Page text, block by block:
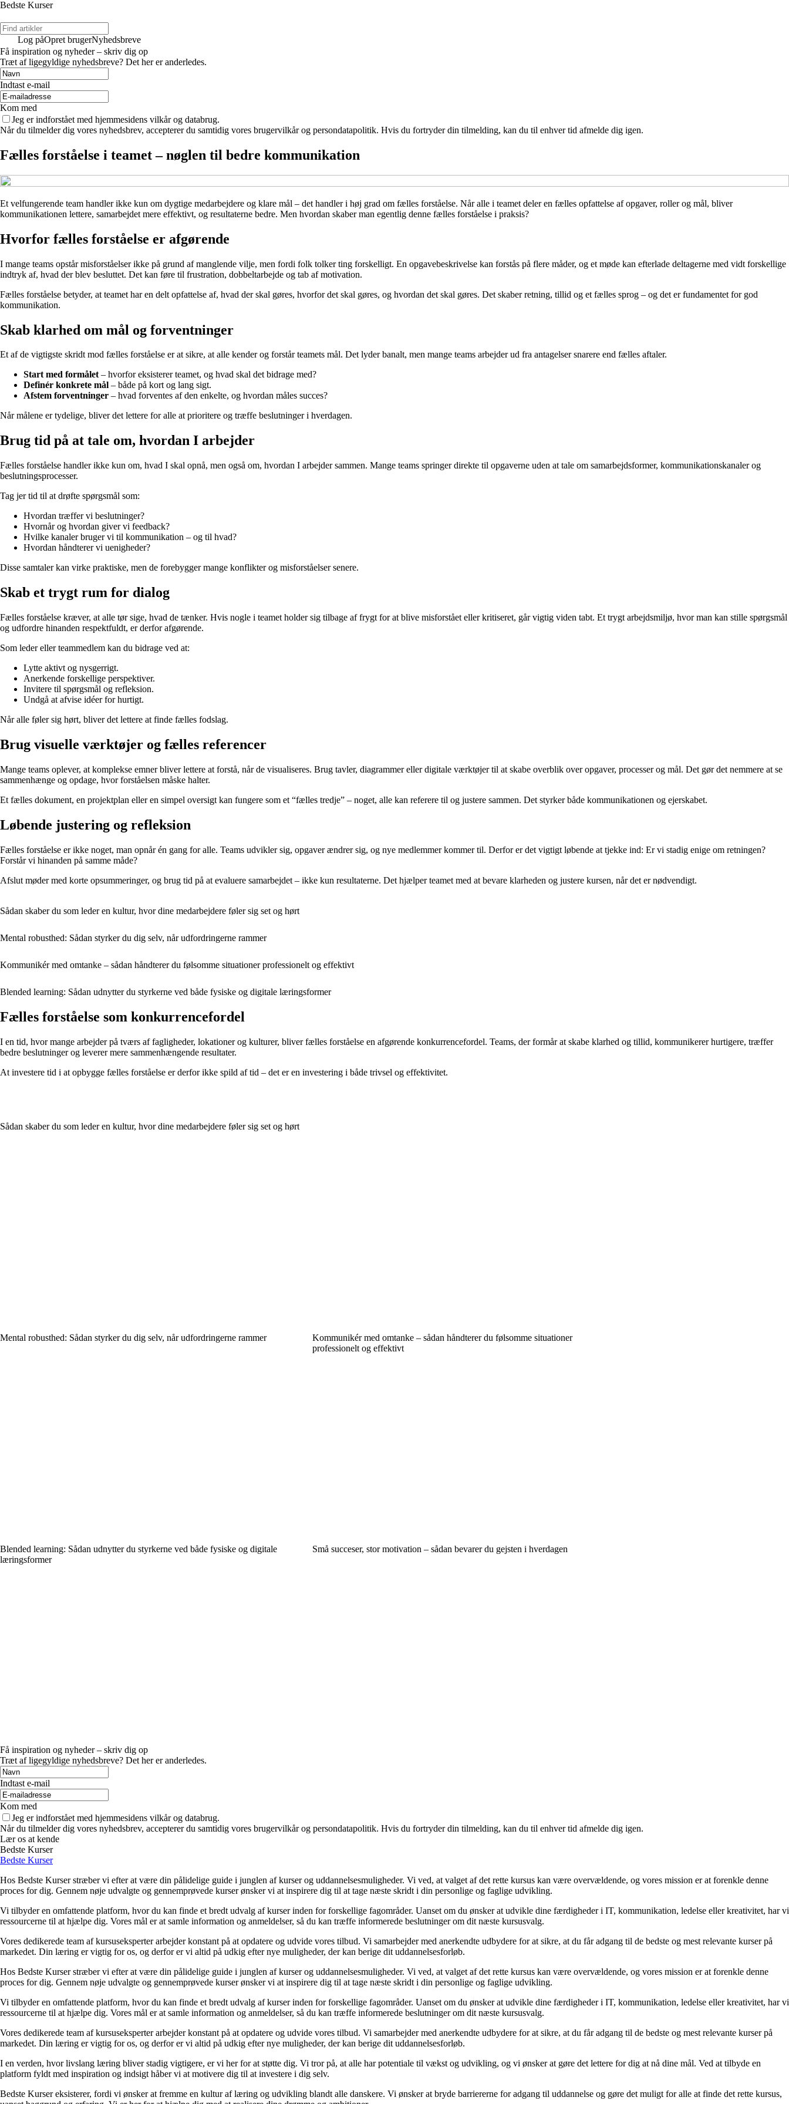
Bedste Kurser
Log påOpret brugerNyhedsbreve
Få inspiration og nyheder – skriv dig op
Træt af ligegyldige nyhedsbreve? Det her er anderledes.
Indtast e-mail
Kom med
Jeg er indforstået med hjemmesidens vilkår og databrug.
Når du tilmelder dig vores nyhedsbrev, accepterer du samtidig vores brugervilkår og persondatapolitik. Hvis du fortryder din tilmelding, kan du til enhver tid afmelde dig igen.
Fælles forståelse i teamet – nøglen til bedre kommunikation
Et velfungerende team handler ikke kun om dygtige medarbejdere og klare mål – det handler i høj grad om fælles forståelse. Når alle i teamet deler en fælles opfattelse af opgaver, roller og mål, bliver
kommunikationen lettere, samarbejdet mere effektivt, og resultaterne bedre. Men hvordan skaber man egentlig denne fælles forståelse i praksis?
Hvorfor fælles forståelse er afgørende
I mange teams opstår misforståelser ikke på grund af manglende vilje, men fordi folk tolker ting forskelligt. En opgavebeskrivelse kan forstås på flere måder, og et møde kan efterlade deltagerne med vidt forskellige
indtryk af, hvad der blev besluttet. Det kan føre til frustration, dobbeltarbejde og tab af motivation.
Fælles forståelse betyder, at teamet har en delt opfattelse af, hvad der skal gøres, hvorfor det skal gøres, og hvordan det skal gøres. Det skaber retning, tillid og et fælles sprog – og det er fundamentet for god
kommunikation.
Skab klarhed om mål og forventninger
Et af de vigtigste skridt mod fælles forståelse er at sikre, at alle kender og forstår teamets mål. Det lyder banalt, men mange teams arbejder ud fra antagelser snarere end fælles aftaler.
Start med formålet– hvorfor eksisterer teamet, og hvad skal det bidrage med?
Definér konkrete mål – både på kort og lang sigt.
Afstem forventninger – hvad forventes af den enkelte, og hvordan måles succes?
Når målene er tydelige, bliver det lettere for alle at prioritere og træffe beslutninger i hverdagen.
Brug tid på at tale om, hvordan I arbejder
Fælles forståelse handler ikke kun om, hvad I skal opnå, men også om, hvordan I arbejder sammen. Mange teams springer direkte til opgaverne uden at tale om samarbejdsformer, kommunikationskanaler og
beslutningsprocesser.
Tag jer tid til at drøfte spørgsmål som:
Hvordan træffer vi beslutninger?
Hvornår og hvordan giver vi feedback?
Hvilke kanaler bruger vi til kommunikation – og til hvad?
Hvordan håndterer vi uenigheder?
Disse samtaler kan virke praktiske, men de forebygger mange konflikter og misforståelser senere.
Skab et trygt rum for dialog
Fælles forståelse kræver, at alle tør sige, hvad de tænker. Hvis nogle i teamet holder sig tilbage af frygt for at blive misforstået eller kritiseret, går vigtig viden tabt. Et trygt arbejdsmiljø, hvor man kan stille spørgsmål
og udfordre hinanden respektfuldt, er derfor afgørende.
Som leder eller teammedlem kan du bidrage ved at:
Lytte aktivt og nysgerrigt.
Anerkende forskellige perspektiver.
Invitere til spørgsmål og refleksion.
Undgå at afvise idéer for hurtigt.
Når alle føler sig hørt, bliver det lettere at finde fælles fodslag.
Brug visuelle værktøjer og fælles referencer
Mange teams oplever, at komplekse emner bliver lettere at forstå, når de visualiseres. Brug tavler, diagrammer eller digitale værktøjer til at skabe overblik over opgaver, processer og mål. Det gør det nemmere at se
sammenhænge og opdage, hvor forståelsen måske halter.
Et fælles dokument, en projektplan eller en simpel oversigt kan fungere som et “fælles tredje” – noget, alle kan referere til og justere sammen. Det styrker både kommunikationen og ejerskabet.
Løbende justering og refleksion
Fælles forståelse er ikke noget, man opnår én gang for alle. Teams udvikler sig, opgaver ændrer sig, og nye medlemmer kommer til. Derfor er det vigtigt løbende at tjekke ind: Er vi stadig enige om retningen?
Forstår vi hinanden på samme måde?
Afslut møder med korte opsummeringer, og brug tid på at evaluere samarbejdet – ikke kun resultaterne. Det hjælper teamet med at bevare klarheden og justere kursen, når det er nødvendigt.
Sådan skaber du som leder en kultur, hvor dine medarbejdere føler sig set og hørt
Mental robusthed: Sådan styrker du dig selv, når udfordringerne rammer
Kommunikér med omtanke – sådan håndterer du følsomme situationer professionelt og effektivt
Blended learning: Sådan udnytter du styrkerne ved både fysiske og digitale læringsformer
Fælles forståelse som konkurrencefordel
I en tid, hvor mange arbejder på tværs af fagligheder, lokationer og kulturer, bliver fælles forståelse en afgørende konkurrencefordel. Teams, der formår at skabe klarhed og tillid, kommunikerer hurtigere, træffer
bedre beslutninger og leverer mere sammenhængende resultater.
At investere tid i at opbygge fælles forståelse er derfor ikke spild af tid – det er en investering i både trivsel og effektivitet.
Sådan skaber du som leder en kultur, hvor dine medarbejdere føler sig set og hørt
Mental robusthed: Sådan styrker du dig selv, når udfordringerne rammer
Kommunikér med omtanke – sådan håndterer du følsomme situationer
professionelt og effektivt
Blended learning: Sådan udnytter du styrkerne ved både fysiske og digitale
læringsformer
Små succeser, stor motivation – sådan bevarer du gejsten i hverdagen
Få inspiration og nyheder – skriv dig op
Træt af ligegyldige nyhedsbreve? Det her er anderledes.
Indtast e-mail
Kom med
Jeg er indforstået med hjemmesidens vilkår og databrug.
Når du tilmelder dig vores nyhedsbrev, accepterer du samtidig vores brugervilkår og persondatapolitik. Hvis du fortryder din tilmelding, kan du til enhver tid afmelde dig igen.
Lær os at kende
Bedste Kurser
Bedste Kurser
Hos Bedste Kurser stræber vi efter at være din pålidelige guide i junglen af kurser og uddannelsesmuligheder. Vi ved, at valget af det rette kursus kan være overvældende, og vores mission er at forenkle denne
proces for dig. Gennem nøje udvalgte og gennemprøvede kurser ønsker vi at inspirere dig til at tage næste skridt i din personlige og faglige udvikling.
Vi tilbyder en omfattende platform, hvor du kan finde et bredt udvalg af kurser inden for forskellige fagområder. Uanset om du ønsker at udvikle dine færdigheder i IT, kommunikation, ledelse eller kreativitet, har vi
ressourcerne til at hjælpe dig. Vores mål er at samle information og anmeldelser, så du kan træffe informerede beslutninger om dit næste kursusvalg.
Vores dedikerede team af kursuseksperter arbejder konstant på at opdatere og udvide vores tilbud. Vi samarbejder med anerkendte udbydere for at sikre, at du får adgang til de bedste og mest relevante kurser på
markedet. Din læring er vigtig for os, og derfor er vi altid på udkig efter nye muligheder, der kan berige dit uddannelsesforløb.
Hos Bedste Kurser stræber vi efter at være din pålidelige guide i junglen af kurser og uddannelsesmuligheder. Vi ved, at valget af det rette kursus kan være overvældende, og vores mission er at forenkle denne
proces for dig. Gennem nøje udvalgte og gennemprøvede kurser ønsker vi at inspirere dig til at tage næste skridt i din personlige og faglige udvikling.
Vi tilbyder en omfattende platform, hvor du kan finde et bredt udvalg af kurser inden for forskellige fagområder. Uanset om du ønsker at udvikle dine færdigheder i IT, kommunikation, ledelse eller kreativitet, har vi
ressourcerne til at hjælpe dig. Vores mål er at samle information og anmeldelser, så du kan træffe informerede beslutninger om dit næste kursusvalg.
Vores dedikerede team af kursuseksperter arbejder konstant på at opdatere og udvide vores tilbud. Vi samarbejder med anerkendte udbydere for at sikre, at du får adgang til de bedste og mest relevante kurser på
markedet. Din læring er vigtig for os, og derfor er vi altid på udkig efter nye muligheder, der kan berige dit uddannelsesforløb.
I en verden, hvor livslang læring bliver stadig vigtigere, er vi her for at støtte dig. Vi tror på, at alle har potentiale til vækst og udvikling, og vi ønsker at gøre det lettere for dig at nå dine mål. Ved at tilbyde en
platform fyldt med inspiration og indsigt håber vi at motivere dig til at investere i dig selv.
Bedste Kurser eksisterer, fordi vi ønsker at fremme en kultur af læring og udvikling blandt alle danskere. Vi ønsker at bryde barriererne for adgang til uddannelse og gøre det muligt for alle at finde det rette kursus,